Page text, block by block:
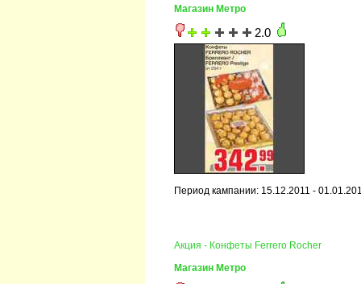
Магазин Метро
2.0
Период кампании: 15.12.2011 -
Акция - Конфеты Ferrero Rocher
Магазин Метро